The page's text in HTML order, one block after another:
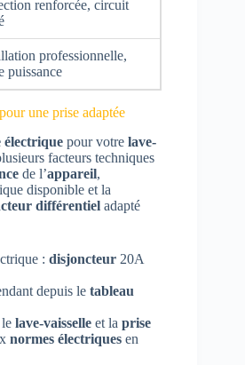
renforcée, circuit
professionnelle,
puissance
une prise adaptée
électrique pour votre lave-
facteurs techniques
de l’appareil,
disponible et la
différentiel adapté
: disjoncteur 20A
depuis le tableau
lave-vaisselle et la prise
normes électriques en